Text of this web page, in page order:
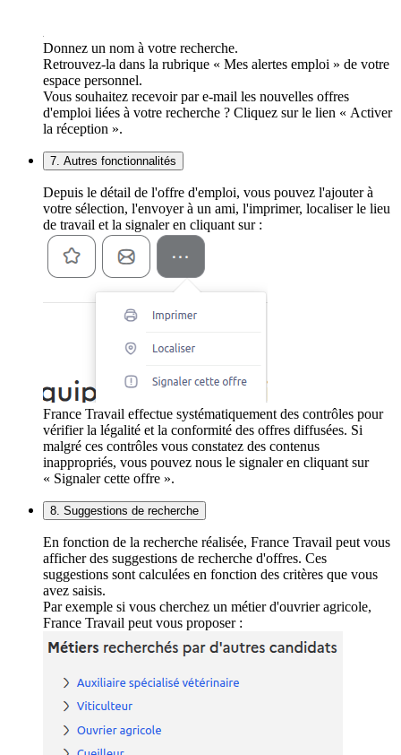
Donnez un nom à votre recherche.
Retrouvez-la dans la rubrique « Mes alertes emploi » de votre
espace personnel.
Vous souhaitez recevoir par e-mail les nouvelles offres
d'emploi liées à votre recherche ? Cliquez sur le lien « Activer
la réception ».
7. Autres fonctionnalités
Depuis le détail de l'offre d'emploi, vous pouvez l'ajouter à
votre sélection, l'envoyer à un ami, l'imprimer, localiser le lieu
de travail et la signaler en cliquant sur :
France Travail effectue systématiquement des contrôles pour
vérifier la légalité et la conformité des offres diffusées. Si
malgré ces contrôles vous constatez des contenus
inappropriés, vous pouvez nous le signaler en cliquant sur
« Signaler cette offre ».
8. Suggestions de recherche
En fonction de la recherche réalisée, France Travail peut vous
afficher des suggestions de recherche d'offres. Ces
suggestions sont calculées en fonction des critères que vous
avez saisis.
Par exemple si vous cherchez un métier d'ouvrier agricole,
France Travail peut vous proposer :